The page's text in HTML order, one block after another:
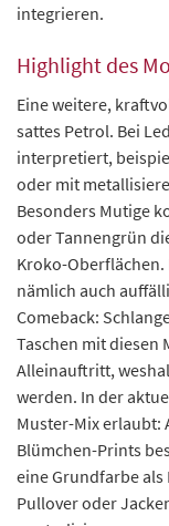
integrieren.
Highlight des
Eine weitere,
sattes Petrol. Bei
interpretiert,
oder mit
Besonders Mutige
oder Tannengrün
Kroko-
nämlich auch
Comeback:
Taschen mit diesen
Alleinauftritt,
werden. In der
Muster-Mix erlaubt:
Blümchen-Prints
eine Grundfarbe
Pullover oder